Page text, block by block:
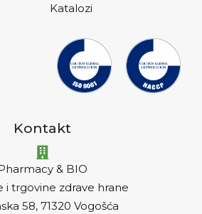
Katalozi
Kontakt
& BIO
i trgovine zdrave hrane
58, 71320 Vogošća